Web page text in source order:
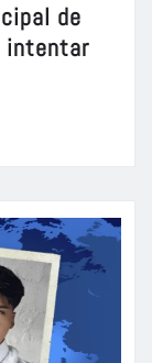
de
intentar